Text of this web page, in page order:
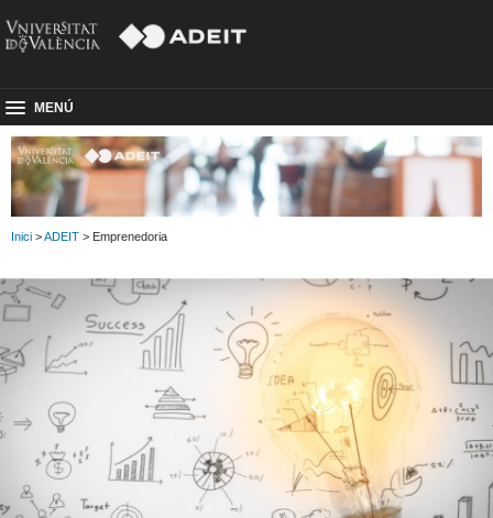
MENÚ
Inici >ADEIT > Emprenedoria